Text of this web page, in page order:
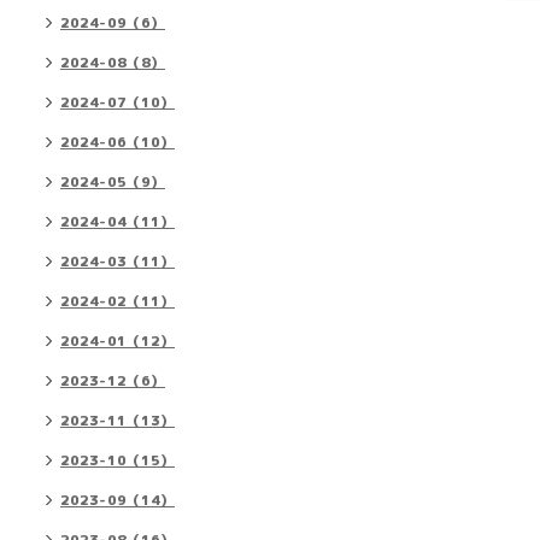
2024-09（6）
2024-08（8）
2024-07（10）
2024-06（10）
2024-05（9）
2024-04（11）
2024-03（11）
2024-02（11）
2024-01（12）
2023-12（6）
2023-11（13）
2023-10（15）
2023-09（14）